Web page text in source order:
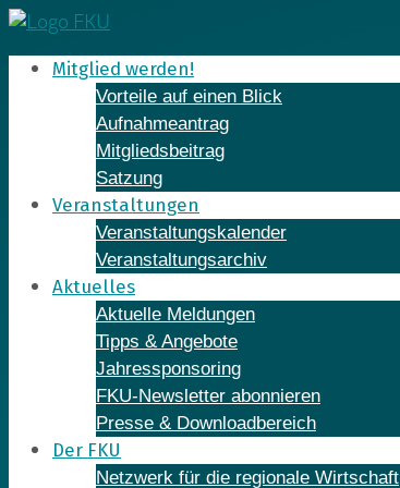
Skip
to
contentMitglied werden!
Vorteile auf einen Blick
Aufnahmeantrag
Mitgliedsbeitrag
Satzung
Veranstaltungen
Veranstaltungskalender
Veranstaltungsarchiv
Aktuelles
Aktuelle Meldungen
Tipps & Angebote
Jahressponsoring
FKU-Newsletter abonnieren
Presse & Downloadbereich
Der FKU
Netzwerk für die regionale Wirtschaft